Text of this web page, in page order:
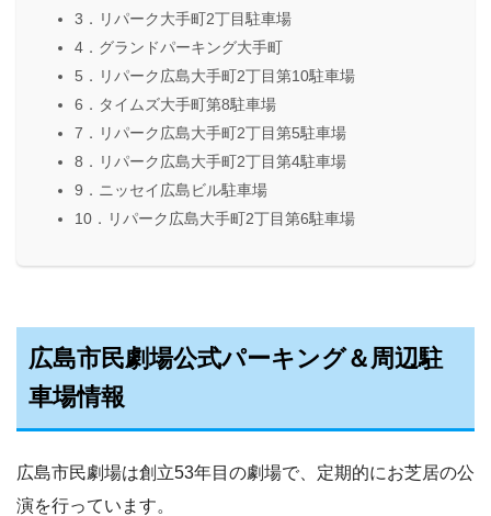
3．リパーク大手町2丁目駐車場
4．グランドパーキング大手町
5．リパーク広島大手町2丁目第10駐車場
6．タイムズ大手町第8駐車場
7．リパーク広島大手町2丁目第5駐車場
8．リパーク広島大手町2丁目第4駐車場
9．ニッセイ広島ビル駐車場
10．リパーク広島大手町2丁目第6駐車場
広島市民劇場公式パーキング＆周辺駐
車場情報
広島市民劇場は創立53年目の劇場で、定期的にお芝居の公
演を行っています。